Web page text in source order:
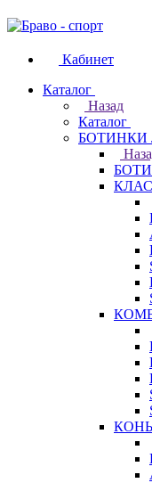
Кабинет
Каталог
Назад
Каталог